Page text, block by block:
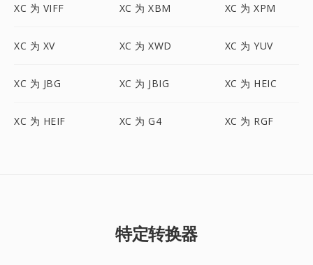
XC 为 VIFF XC 为 XBM XC 为 XPM
XC 为 XV XC 为 XWD XC 为 YUV
XC 为 JBG XC 为 JBIG XC 为 HEIC
XC 为 HEIF XC 为 G4 XC 为 RGF
特定转换器